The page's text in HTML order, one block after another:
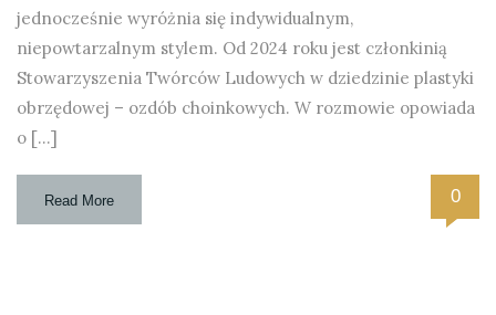
jednocześnie wyróżnia się indywidualnym,
niepowtarzalnym stylem. Od 2024 roku jest członkinią
Stowarzyszenia Twórców Ludowych w dziedzinie plastyki
obrzędowej – ozdób choinkowych. W rozmowie opowiada
o […]
Read More 0